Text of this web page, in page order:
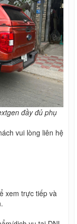
đầy đủ phụ
vui lòng liên hệ
xem trực tiếp và